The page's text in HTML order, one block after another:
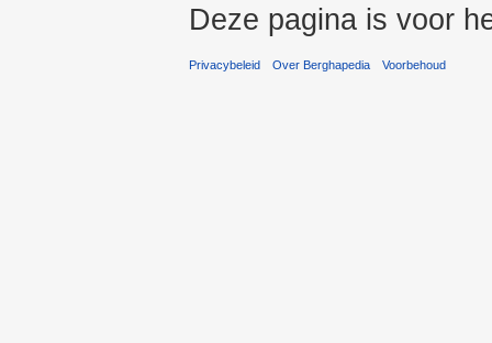
Deze pagina is voor
Privacybeleid Over Berghapedia Voorbehoud